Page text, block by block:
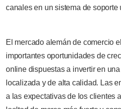
canales en un sistema de soporte
El mercado alemán de comercio
importantes oportunidades de
online dispuestas a invertir en
localizada y de alta calidad. Las
a las expectativas de los clientes